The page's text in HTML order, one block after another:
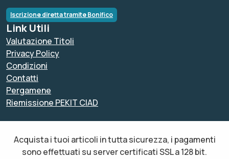
Iscrizione diretta tramite Bonifico
Link Utili
Valutazione Titoli
Privacy Policy
Condizioni
Contatti
Pergamene
Riemissione PEKIT CIAD
Acquista i tuoi articoli in tutta sicurezza, i pagamenti
sono effettuati su server certificati SSL a 128 bit.